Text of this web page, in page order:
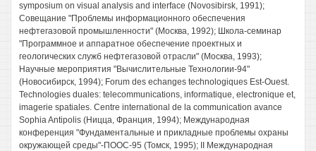
symposium on visual analysis and interface (Novosibirsk, 1991);
Совещание "Проблемы информационного обеспечения
нефтегазовой промышленности" (Москва, 1992); Школа-семинар
"Программное и аппаратное обеспечение проектных и
геологических служб нефтегазовой отрасли" (Москва, 1993);
Научные мероприятия "Вычислительные Технологии-94"
(Новосибирск, 1994); Forum des echanges technologiques Est-Ouest.
Technologies duales: telecommunications, informatique, electronique et,
imagerie spatiales. Centre international de la communication avance
Sophia Antipolis (Ницца, Франция, 1994); Международная
конференция "Фундаментальные и прикладные проблемы охраны
окружающей среды"-ПООС-95 (Томск, 1995); II Международная